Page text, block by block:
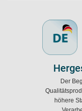
Der
höhere